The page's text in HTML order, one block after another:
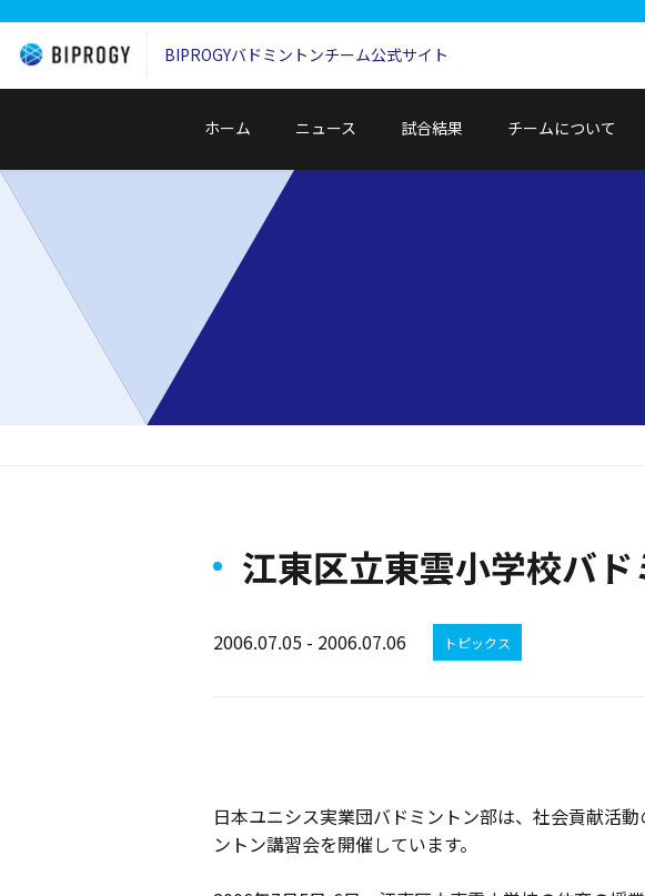
BIPROGYバドミントンチーム公式サイト
ホーム ニュース 試合結果 チームについて
江東区立東雲小学校バ
2006.07.05 - 2006.07.06 トピックス
日本ユニシス実業団バドミントン部は、社会貢献活
ントン講習会を開催しています。